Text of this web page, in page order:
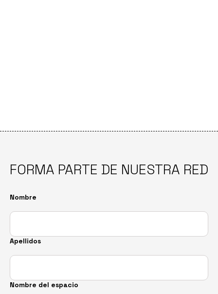
FORMA PARTE DE NUESTRA RED
Nombre
Por favor, deja este campo vacío.
Apellidos
Nombre del espacio
Por favor, deja este campo vacío.